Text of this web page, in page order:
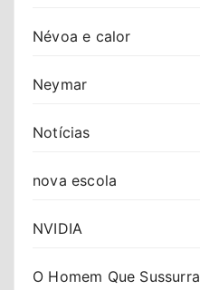
Névoa e calor
Neymar
Notícias
nova escola
NVIDIA
O Homem Que Sussurra